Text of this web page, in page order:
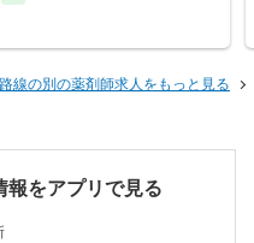
線の別の薬剤師求人をもっと見る
報をアプリで見る